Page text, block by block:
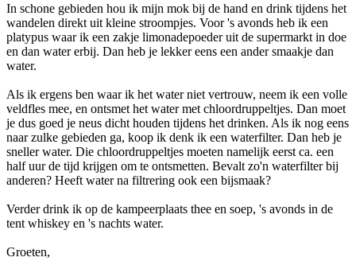
In schone gebieden hou ik mijn mok bij de hand en drink tijdens het
wandelen direkt uit kleine stroompjes. Voor 's avonds heb ik een
platypus waar ik een zakje limonadepoeder uit de supermarkt in doe
en dan water erbij. Dan heb je lekker eens een ander smaakje dan
water.
Als ik ergens ben waar ik het water niet vertrouw, neem ik een volle
veldfles mee, en ontsmet het water met chloordruppeltjes. Dan moet
je dus goed je neus dicht houden tijdens het drinken. Als ik nog eens
naar zulke gebieden ga, koop ik denk ik een waterfilter. Dan heb je
sneller water. Die chloordruppeltjes moeten namelijk eerst ca. een
half uur de tijd krijgen om te ontsmetten. Bevalt zo'n waterfilter bij
anderen? Heeft water na filtrering ook een bijsmaak?
Verder drink ik op de kampeerplaats thee en soep, 's avonds in de
tent whiskey en 's nachts water.
Groeten,